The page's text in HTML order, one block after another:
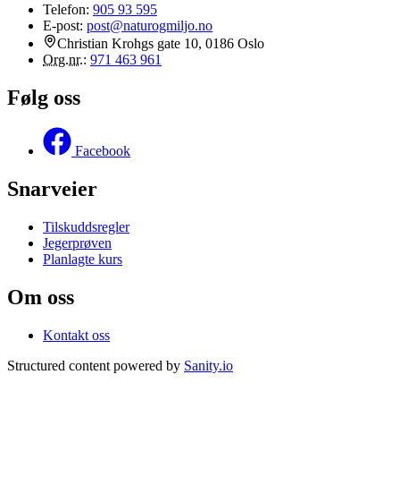
Telefon: 905 93 595
E-post: post@naturogmiljo.no
Christian Krohgs gate 10, 0186 Oslo
Org.nr.: 971 463 961
Følg oss
Facebook
Snarveier
Tilskuddsregler
Jegerprøven
Planlagte kurs
Om oss
Kontakt oss
Structured content powered by Sanity.io